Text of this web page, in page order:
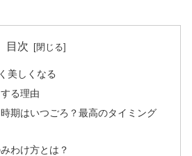
目次
美しくなる
る理由
期はいつごろ？最高のタイミング
わけ方とは？